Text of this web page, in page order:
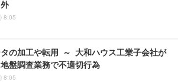
8:05
の加工や転用 ～ 大和ハウス工業子会社が
盤調査業務で不適切行為
8:05